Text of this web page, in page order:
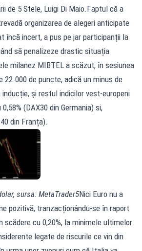
de 5 Stele, Luigi Di Maio.Faptul că a
organizarea de alegeri anticipate
încă incert, a pus pe jar participanții la
să penalizeze drastic situația
milanez MIBTEL a scăzut, în sesiunea
22.000 de puncte, adică un minus de
inducție, și restul indicilor vest-europeni
(DAX30 din Germania) si,
din Franța).
sursa: MetaTrader5Nici Euro nu a
pozitivă, tranzacționându-se în raport
scădere cu 0,20%, la minimele ultimelor
legate de riscurile ce vin din